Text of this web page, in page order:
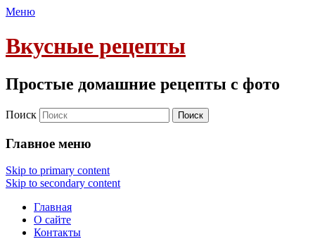
Меню
Вкусные рецепты
Простые домашние рецепты с фото
Поиск
Главное меню
Skip to primary content
Skip to secondary content
Главная
О сайте
Контакты